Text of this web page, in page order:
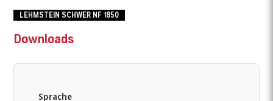
LEHMSTEIN SCHWER NF 1850
Downloads
Sprache